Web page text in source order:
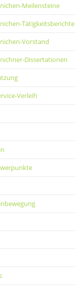
Meilensteine
Tätigkeitsberichte
Vorstand
Dissertationen
Verleih